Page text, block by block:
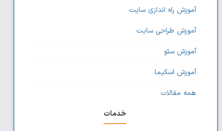
آموزش راه اندازی سایت
آموزش طراحی سایت
آموزش سئو
آموزش اسکیما
همه مقالات
خدمات